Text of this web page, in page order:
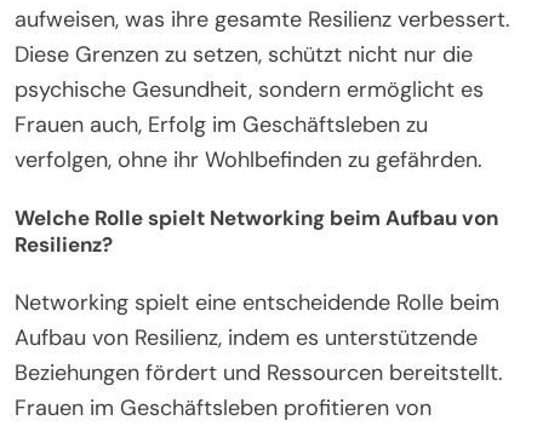
aufweisen, was ihre gesamte Resilienz verbessert.
Diese Grenzen zu setzen, schützt nicht nur die
psychische Gesundheit, sondern ermöglicht es
Frauen auch, Erfolg im Geschäftsleben zu
verfolgen, ohne ihr Wohlbefinden zu gefährden.
Welche Rolle spielt Networking beim Aufbau von
Resilienz?
Networking spielt eine entscheidende Rolle beim
Aufbau von Resilienz, indem es unterstützende
Beziehungen fördert und Ressourcen bereitstellt.
Frauen im Geschäftsleben profitieren von